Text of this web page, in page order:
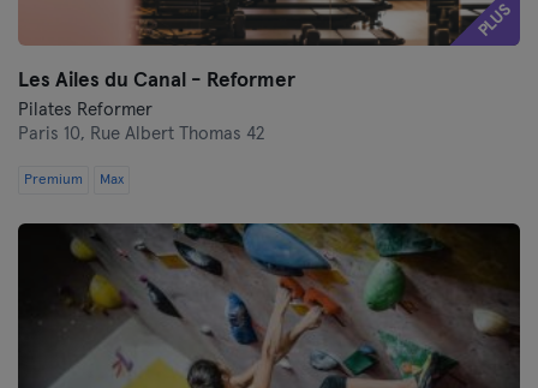
PLUS
Les Ailes du Canal - Reformer
Pilates Reformer
Paris 10, Rue Albert Thomas 42
Premium Max